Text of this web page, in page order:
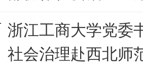
浙江工商大学党委
社会治理赴西北师